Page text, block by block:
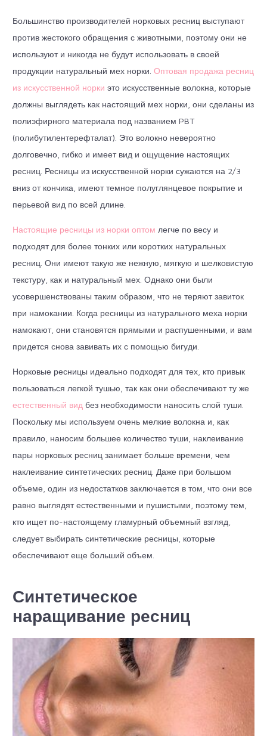
Большинство производителей норковых ресниц выступают
против жестокого обращения с животными, поэтому они не
используют и никогда не будут использовать в своей
продукции натуральный мех норки. Оптовая продажа ресниц
из искусственной норки это искусственные волокна, которые
должны выглядеть как настоящий мех норки, они сделаны из
полиэфирного материала под названием PBT
(полибутилентерефталат). Это волокно невероятно
долговечно, гибко и имеет вид и ощущение настоящих
ресниц. Ресницы из искусственной норки сужаются на 2/3
вниз от кончика, имеют темное полуглянцевое покрытие и
перьевой вид по всей длине.
Настоящие ресницы из норки оптом легче по весу и
подходят для более тонких или коротких натуральных
ресниц. Они имеют такую же нежную, мягкую и шелковистую
текстуру, как и натуральный мех. Однако они были
усовершенствованы таким образом, что не теряют завиток
при намокании. Когда ресницы из натурального меха норки
намокают, они становятся прямыми и распушенными, и вам
придется снова завивать их с помощью бигуди.
Норковые ресницы идеально подходят для тех, кто привык
пользоваться легкой тушью, так как они обеспечивают ту же
естественный вид без необходимости наносить слой туши.
Поскольку мы используем очень мелкие волокна и, как
правило, наносим большее количество туши, наклеивание
пары норковых ресниц занимает больше времени, чем
наклеивание синтетических ресниц. Даже при большом
объеме, один из недостатков заключается в том, что они все
равно выглядят естественными и пушистыми, поэтому тем,
кто ищет по-настоящему гламурный объемный взгляд,
следует выбирать синтетические ресницы, которые
обеспечивают еще больший объем.
Синтетическое
наращивание ресниц